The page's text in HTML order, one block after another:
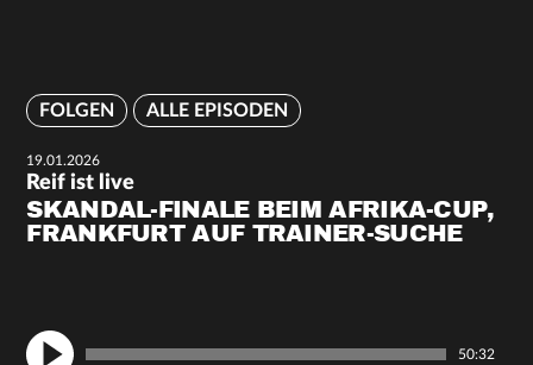
FOLGEN ALLE EPISODEN
19.01.2026
Reif ist live
SKANDAL-FINALE BEIM AFRIKA-CUP,
FRANKFURT AUF TRAINER-SUCHE
50:32